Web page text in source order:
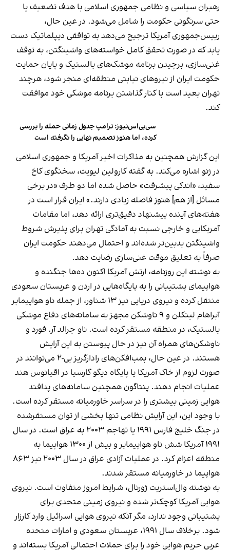
رهبران سیاسی و نظامی جمهوری اسلامی با هدف تضعیف یا
حتی سرنگونی حکومت را شامل می‌شود. در عین حال،
رییس‌جمهوری آمریکا ترجیح می‌دهد به توافقی دیپلماتیک دست
یابد که در صورت تحقق کامل خواسته‌های واشینگتن، به توقف
غنی‌سازی، برچیدن برنامه موشک‌های بالستیک و پایان حمایت
حکومت ایران از نیروهای نیابتی منطقه‌ای منجر شود، هرچند
تهران بعید است با کنار گذاشتن برنامه موشکی خود موافقت
کند.
سی‌بی‌اس‌نیوز: ترامپ جدول زمانی حمله را بررسی
کرده، اما هنوز تصمیم نهایی را نگرفته است
این گزارش همچنین به مذاکرات اخیر آمریکا و جمهوری اسلامی
در ژنو اشاره می‌کند. به گفته کارولین لیویت، سخنگوی کاخ
سفید، «اندکی پیشرفت» حاصل شده اما دو طرف «در برخی
مسائل [از هم] هنوز فاصله زیادی دارند.» ایران قرار است در
هفته‌های آینده پیشنهاد دقیق‌تری ارائه دهد، اما مقامات
آمریکایی و خارجی نسبت به آمادگی تهران برای پذیرش شروط
واشینگتن بدبین‌تر شده‌اند و احتمال می‌دهند حکومت ایران
صرفاً به تعلیق موقت غنی‌سازی رضایت دهد.
به نوشته این روزنامه، ارتش آمریکا اکنون ده‌ها جنگنده و
هواپیمای پشتیبانی را به پایگاه‌هایی در اردن و عربستان سعودی
منتقل کرده و نیروی دریایی نیز ۱۳ شناور، از جمله ناو هواپیمابر
آبراهام لینکلن و ۹ ناوشکن مجهز به سامانه‌های دفاع موشکی
بالستیک، در منطقه مستقر کرده است. ناو جرالد آر. فورد و
ناوشکن‌های همراه آن نیز در حال پیوستن به این آرایش
هستند. در عین حال، بمب‌افکن‌های رادارگریز بی-۲ می‌توانند در
صورت لزوم از خاک آمریکا یا پایگاه دیگو گارسیا در اقیانوس هند
عملیات انجام دهند. پنتاگون همچنین سامانه‌های پدافند
هوایی زمینی بیشتری را در سراسر خاورمیانه مستقر کرده است.
با وجود این، این آرایش نظامی تنها بخشی از توان مستقرشده
در جنگ خلیج فارس ۱۹۹۱ یا تهاجم ۲۰۰۳ به عراق است. در سال
۱۹۹۱ آمریکا شش ناو هواپیمابر و بیش از ۱۳۰۰ هواپیما به
منطقه اعزام کرد. در عملیات آزادی عراق در سال ۲۰۰۳ نیز ۸۶۳
هواپیما در خاورمیانه مستقر شدند.
به نوشته وال‌استریت ژورنال، شرایط امروز متفاوت است. نیروی
هوایی آمریکا کوچک‌تر شده و نیروی زمینی متحدی برای
پشتیبانی وجود ندارد، مگر آنکه نیروی هوایی اسرائیل وارد کارزار
شود. برخلاف سال ۱۹۹۱، عربستان سعودی و امارات متحده
عربی حریم هوایی خود را برای حملات احتمالی آمریکا بسته‌اند و